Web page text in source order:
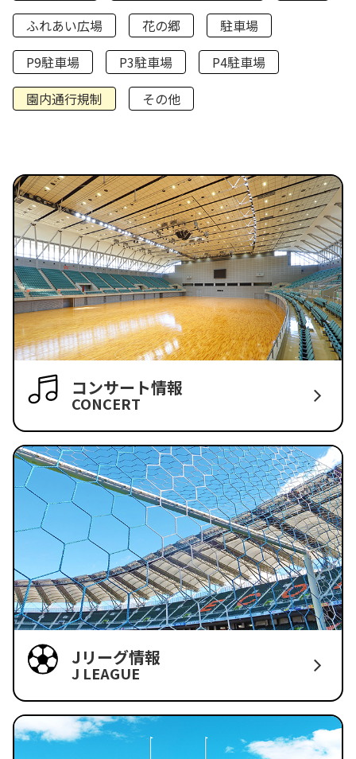
ふれあい広場
花の郷
駐車場
P9駐車場
P3駐車場
P4駐車場
園内通行規制
その他
コンサート情報
CONCERT
Jリーグ情報
J LEAGUE